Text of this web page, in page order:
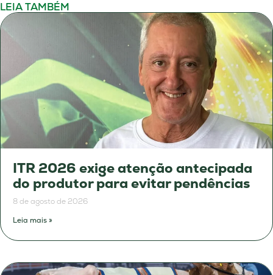
LEIA TAMBÉM
ITR 2026 exige atenção antecipada
do produtor para evitar pendências
8 de agosto de 2026
Leia mais »